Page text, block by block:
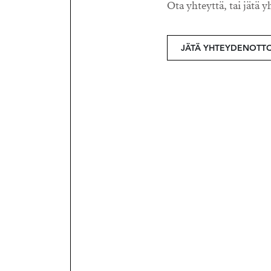
Ota yhteyttä, tai jätä
JÄTÄ